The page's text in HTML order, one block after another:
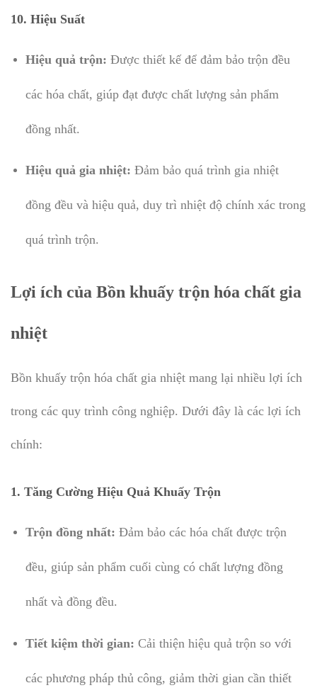
10. Hiệu Suất
Hiệu quả trộn: Được thiết kế để đảm bảo trộn đều
các hóa chất, giúp đạt được chất lượng sản phẩm
đồng nhất.
Hiệu quả gia nhiệt: Đảm bảo quá trình gia nhiệt
đồng đều và hiệu quả, duy trì nhiệt độ chính xác trong
quá trình trộn.
Lợi ích của Bồn khuấy trộn hóa chất gia
nhiệt
Bồn khuấy trộn hóa chất gia nhiệt mang lại nhiều lợi ích
trong các quy trình công nghiệp. Dưới đây là các lợi ích
chính:
1. Tăng Cường Hiệu Quả Khuấy Trộn
Trộn đồng nhất: Đảm bảo các hóa chất được trộn
đều, giúp sản phẩm cuối cùng có chất lượng đồng
nhất và đồng đều.
Tiết kiệm thời gian: Cải thiện hiệu quả trộn so với
các phương pháp thủ công, giảm thời gian cần thiết